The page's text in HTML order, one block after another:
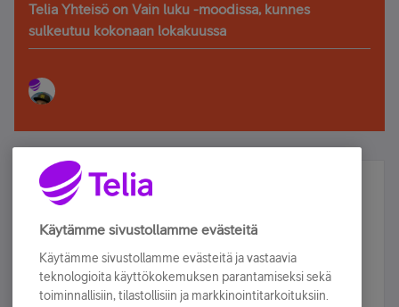
Telia Yhteisö on Vain luku -moodissa, kunnes
sulkeutuu kokonaan lokakuussa
Älä jää paitsi – osallistu ja voita!
Tilaa Telian uutiskirje ja olet mukana arvonnassa.
sähköpostiisi.
Käytämme sivustollamme evästeitä
Käytämme sivustollamme evästeitä ja vastaavia
teknologioita käyttökokemuksen parantamiseksi sekä
toiminnallisiin, tilastollisiin ja markkinointitarkoituksiin.